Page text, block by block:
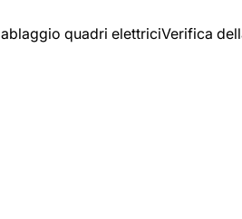
quadri elettriciVerifica